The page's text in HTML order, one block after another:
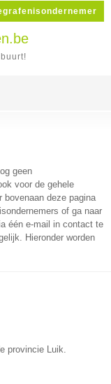
geen
voor de gehele
bovenaan deze pagina
of ga naar
één e-mail in contact te
Hieronder worden
provincie Luik.